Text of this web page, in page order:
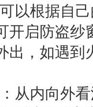
以根据自
开启防盗
出，如遇
从内向外